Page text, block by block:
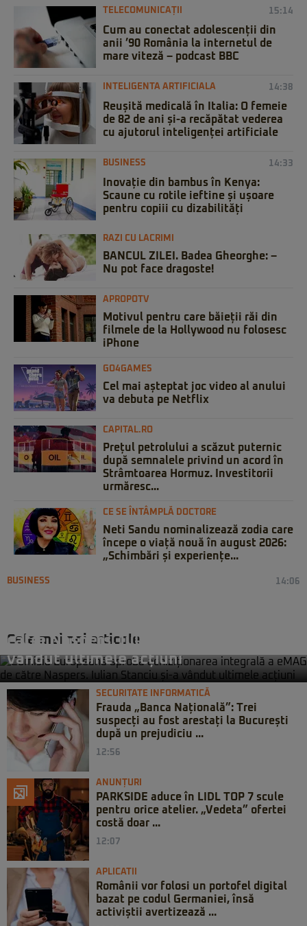
TELECOMUNICAȚII 15:14
Cum au conectat adolescenții din
anii ’90 România la internetul de
mare viteză – podcast BBC
INTELIGENTA ARTIFICIALA 14:38
Reușită medicală în Italia: O femeie
de 82 de ani și-a recăpătat vederea
cu ajutorul inteligenței artificiale
BUSINESS 14:33
Inovație din bambus în Kenya:
Scaune cu rotile ieftine și ușoare
pentru copiii cu dizabilități
RAZI CU LACRIMI
BANCUL ZILEI. Badea Gheorghe: –
Nu pot face dragoste!
APROPOTV
Motivul pentru care băieții răi din
filmele de la Hollywood nu folosesc
iPhone
GO4GAMES
Cel mai așteptat joc video al anului
va debuta pe Netflix
CAPITAL.RO
Prețul petrolului a scăzut puternic
după semnalele privind un acord în
Strâmtoarea Hormuz. Investitorii
urmăresc...
CE SE ÎNTÂMPLĂ DOCTORE
Neti Sandu nominalizează zodia care
începe o viață nouă în august 2026:
„Schimbări și experiențe...
Cele mai noi articole
BUSINESS 14:06
către Naspers. Iulian Stanciu și-a
vândut ultimele acțiuni
SECURITATE INFORMATICĂ
Frauda „Banca Națională”: Trei
suspecți au fost arestați la București
după un prejudiciu ...
12:56
ANUNȚURI
PARKSIDE aduce în LIDL TOP 7 scule
pentru orice atelier. „Vedeta” ofertei
costă doar ...
12:07
APLICATII
Românii vor folosi un portofel digital
bazat pe codul Germaniei, însă
activiștii avertizează ...